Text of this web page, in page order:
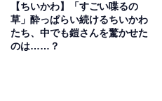
【ちいかわ】「すごい喋るの
草」酔っぱらい続けるちいかわ
たち、中でも鎧さんを驚かせた
のは……？